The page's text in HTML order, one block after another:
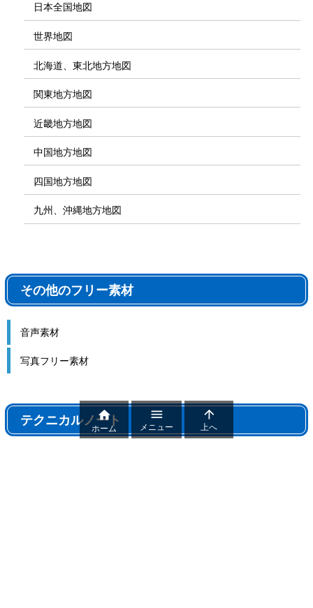
日本全国地図
世界地図
北海道、東北地方地図
関東地方地図
近畿地方地図
中国地方地図
四国地方地図
九州、沖縄地方地図
その他のフリー素材
音声素材
写真フリー素材
テクニカルノート

ホーム

メニュー

上へ